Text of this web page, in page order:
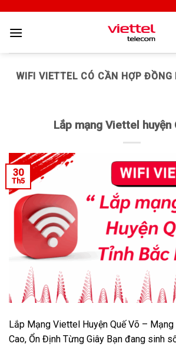
WIFI VIETTEL CÓ CẦN HỢP ĐỒNG
Lắp mạng Viettel huyện
30
Th5
Lắp Mạng Viettel Huyện Quế Võ –
Cao, Ổn Định Từng Giây Bạn đang sinh